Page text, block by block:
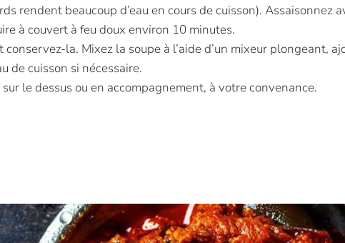
rendent beaucoup d’eau en cours de cuisson).
à couvert à feu doux environ 10 minutes.
conservez-la. Mixez la soupe à l’aide d’un mixeur plongeant,
de cuisson si nécessaire.
le dessus ou en accompagnement, à votre convenance.